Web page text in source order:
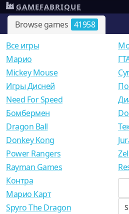
Browse games 41958
GAMEFABRIQUE
Все игры
Mарио
Mickey Mouse
Игры Дисней
Need For Speed
Бомбермен
Dragon Ball
Donkey Kong
Power Rangers
Rayman Games
Контра
Марио Карт
Spyro The Dragon